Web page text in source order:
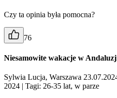
Czy ta opinia była pomocna?
76
Niesamowite wakacje w
Sylwia Lucja, Warszawa
2024 | Tagi: 26-35 lat, w parze